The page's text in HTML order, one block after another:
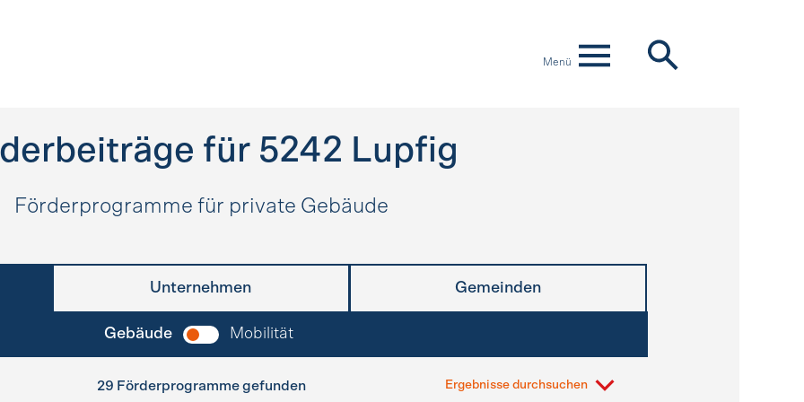
Menü
für 5242 Lupfig
Förderprogramme für private Gebäude
Unternehmen Gemeinden
Gebäude Mobilität
29 Förderprogramme gefunden Ergebnisse durchsuchen